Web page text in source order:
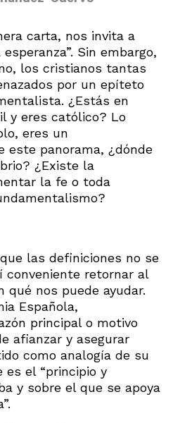
carta, nos invita a
Sin embargo,
los cristianos tantas
por un epíteto
¿Estás en
y eres católico? Lo
eres un
este panorama, ¿dónde
¿Existe la
la fe o toda
las definiciones no se
retornar al
qué nos puede ayudar.
Española,
principal o motivo
afianzar y asegurar
como analogía de su
es el “principio y
y sobre el que se apoya